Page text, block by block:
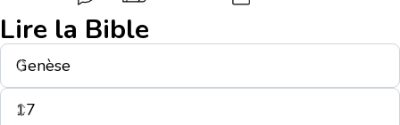
Lire la Bible